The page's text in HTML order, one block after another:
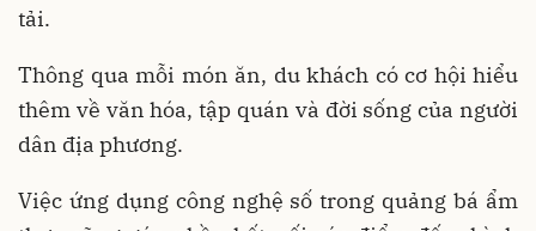
tải.
Thông qua mỗi món ăn, du khách có cơ hội hiểu
thêm về văn hóa, tập quán và đời sống của người
dân địa phương.
Việc ứng dụng công nghệ số trong quảng bá ẩm